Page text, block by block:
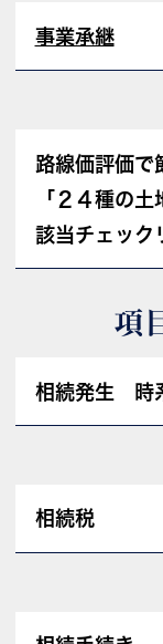
事業承継
路線価評価で
「２４種の土
該当チェック
項
相続発生 時
相続税